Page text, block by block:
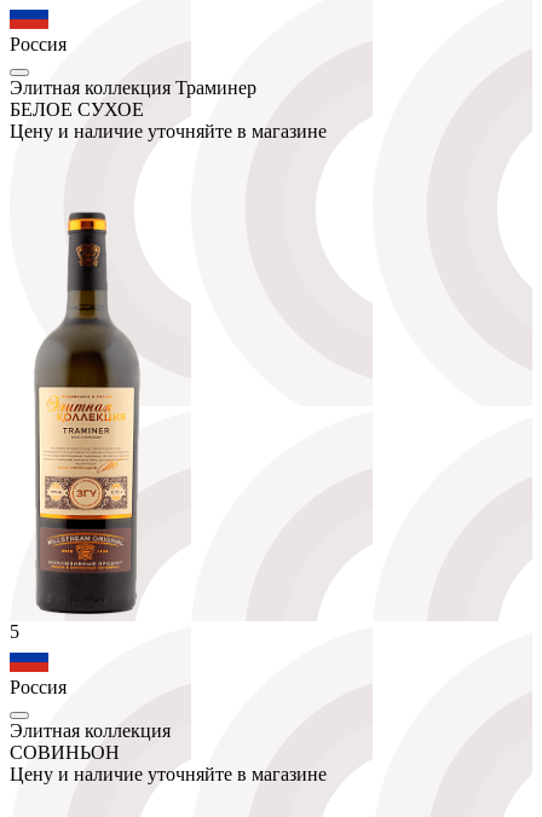
Россия
Элитная коллекция Траминер
БЕЛОЕ СУХОЕ
Цену и наличие уточняйте в магазине
5
Россия
Элитная коллекция
СОВИНЬОН
Цену и наличие уточняйте в магазине